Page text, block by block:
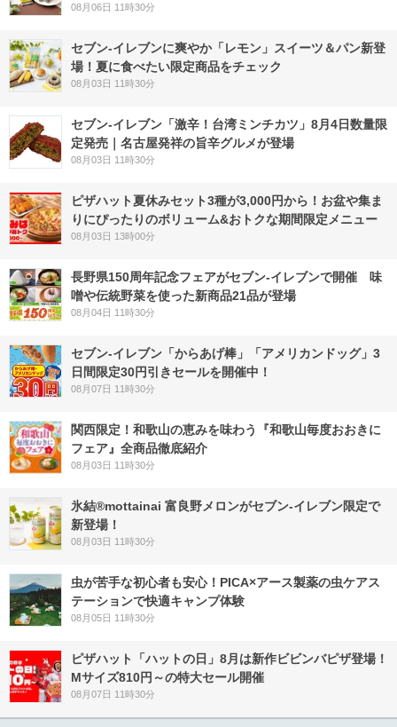
08月06日 11時30分
セブン‐イレブンに爽やか「レモン」スイーツ＆パン新登
場！夏に食べたい限定商品をチェック
08月03日 11時30分
セブン-イレブン「激辛！台湾ミンチカツ」8月4日数量限
定発売｜名古屋発祥の旨辛グルメが登場
08月03日 11時30分
ピザハット夏休みセット3種が3,000円から！お盆や集ま
りにぴったりのボリューム&おトクな期間限定メニュー
08月03日 13時00分
長野県150周年記念フェアがセブン-イレブンで開催 味
噌や伝統野菜を使った新商品21品が登場
08月04日 11時30分
セブン‐イレブン「からあげ棒」「アメリカンドッグ」3
日間限定30円引きセールを開催中！
08月07日 11時30分
関西限定！和歌山の恵みを味わう『和歌山毎度おおきに
フェア』全商品徹底紹介
08月03日 11時30分
氷結®mottainai 富良野メロンがセブン‐イレブン限定で
新登場！
08月03日 11時30分
虫が苦手な初心者も安心！PICA×アース製薬の虫ケアス
テーションで快適キャンプ体験
08月05日 11時30分
ピザハット「ハットの日」8月は新作ビビンバピザ登場！
Mサイズ810円～の特大セール開催
08月07日 11時30分